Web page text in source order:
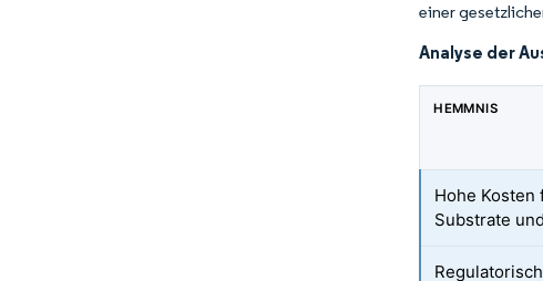
einer
Analyse der
HEMMNIS
Hohe Kosten
Substrate